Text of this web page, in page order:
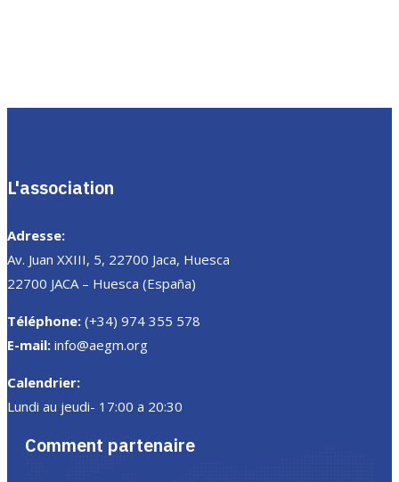
L'association
Adresse:
Av. Juan XXIII, 5, 22700 Jaca, Huesca
22700 JACA – Huesca (España)
Téléphone: (+34) 974 355 578
E-mail: info@aegm.org
Calendrier:
Lundi au jeudi- 17:00 a 20:30
Comment partenaire